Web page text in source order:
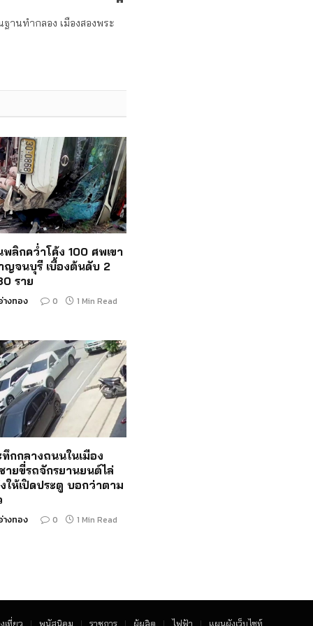
านทำกลอง เมืองสองพระ
ลิกคว่ำโค้ง 100 ศพเขา
ญจนบุรี เบื้องต้นดับ 2
ราย
างทอง 0 1 Min Read
ทึกกลางถนนในเมือง
ายขี่รถจักรยานยนต์ไล่
ให้เปิดประตู บอกว่าตาม
างทอง 0 1 Min Read
เที่ยว พนัสนิคม ราชการ ผู้ผลิต ไฟฟ้า แผนผังเว็บไซท์